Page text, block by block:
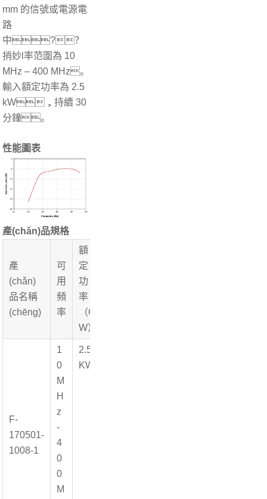
mm 的信號或電源電
路
中?？
捎妙l率范圍為 10
MHz – 400 MHz。
輸入額定功率為 2.5
kW，持續 30
分鐘。
性能圖表
產(chǎn)品規格
產
(chǎn)
品名稱
(chēng)
可
用
頻
率
額
定
功
率
（C
W）
F-
170501-
1008-1
1
0
M
H
z
-
4
0
0
M
2.5
KW